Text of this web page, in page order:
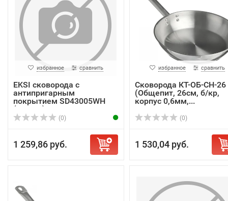
избранное сравнить
EKSI сковорода с
антипригарным
покрытием SD43005WH
(300/50)
(0)
1 259,86 руб.
избранное сравнить
Сковорода КТ-ОБ-СН-26
(Общепит, 26см, б/кр,
корпус 0,6мм,...
(0)
1 530,04 руб.